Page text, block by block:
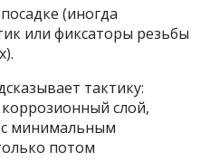
(иногда
или фиксаторы резьбы
тактику:
слой,
с минимальным
потом